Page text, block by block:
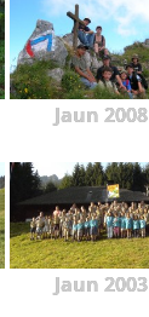
Jaun 2008
Jaun 2003